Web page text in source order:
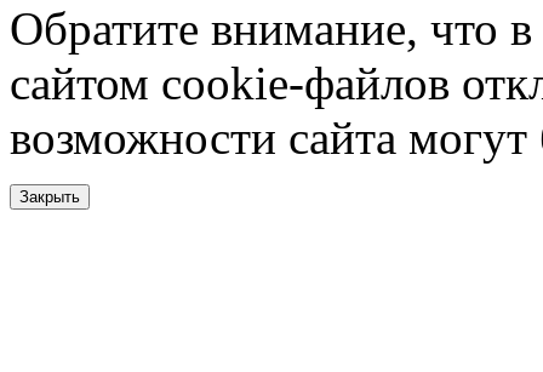
Обратите внимание, что в
сайтом cookie-файлов
возможности сайта
Закрыть